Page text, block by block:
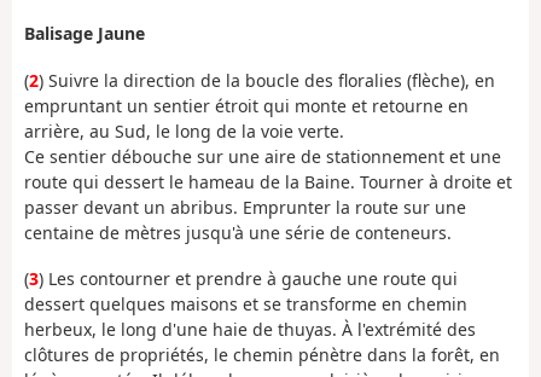
Balisage Jaune
(2) Suivre la direction de la boucle des floralies (flèche), en
empruntant un sentier étroit qui monte et retourne en
arrière, au Sud, le long de la voie verte.
Ce sentier débouche sur une aire de stationnement et une
route qui dessert le hameau de la Baine. Tourner à droite et
passer devant un abribus. Emprunter la route sur une
centaine de mètres jusqu'à une série de conteneurs.
(3) Les contourner et prendre à gauche une route qui
dessert quelques maisons et se transforme en chemin
herbeux, le long d'une haie de thuyas. À l'extrémité des
clôtures de propriétés, le chemin pénètre dans la forêt, en